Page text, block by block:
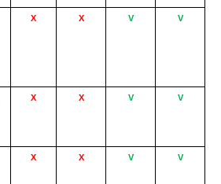
X X V V
X X V V
X X V V